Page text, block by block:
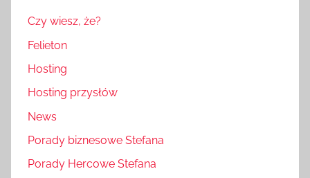
Czy wiesz, że?
Felieton
Hosting
Hosting przysłów
News
Porady biznesowe Stefana
Porady Hercowe Stefana